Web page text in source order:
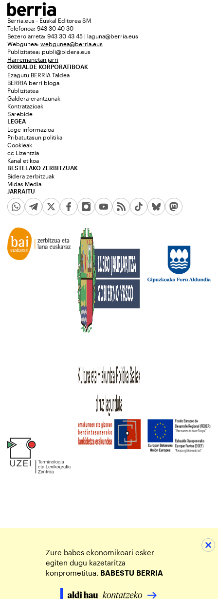
Berria.eus - Euskal Editorea SM
Telefonoa: 943 30 40 30
Bezero arreta: 943 30 43 45 | laguna@berria.eus
Webgunea: webgunea@berria.eus
Publizitatea: publi@bidera.eus
Harremanetan jarri
ORRIALDE KORPORATIBOAK
Ezagutu BERRIA Taldea
BERRIA berri bloga
Publizitatea
Galdera-erantzunak
Kontratazioak
Sarebide
JARRAITU
LEGEA
Lege informazioa
Pribatutasun politika
Cookieak
cc Lizentzia
Kanal etikoa
BESTELAKO ZERBITZUAK
Bidera zerbitzuak
Midas Media
Zure babes ekonomikoari esker
egiten dugu kazetaritza
konprometitua. BABESTU BERRIA